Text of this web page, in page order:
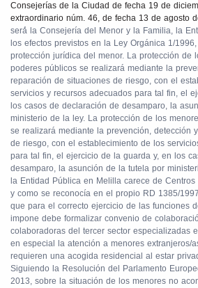
Consejerías de la Ciudad de fecha 19 de
extraordinario núm. 46, de fecha 13 de agosto
será́ la Consejería del Menor y la Familia, la
los efectos previstos en la Ley Orgánica 1/
protección jurídica del menor. La protección de
poderes públicos se realizará mediante la
reparación de situaciones de riesgo, con el
servicios y recursos adecuados para tal fin, el
los casos de declaración de desamparo, la
ministerio de la ley. La protección de los
se realizará mediante la prevención, detección
de riesgo, con el establecimiento de los
para tal fin, el ejercicio de la guarda y, en los
desamparo, la asunción de la tutela por
la Entidad Pública en Melilla carece de
y como se reconocía en el propio RD 1385/
que para el correcto ejercicio de las funciones
impone debe formalizar convenio de
colaboradoras del tercer sector especializadas
en especial la atención a menores extranjeros/
requieren una acogida residencial al estar
Siguiendo la Resolución del Parlamento
2013, sobre la situación de los menores no